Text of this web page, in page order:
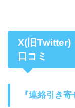
X(旧Twitter)
口コミ
『連絡引き